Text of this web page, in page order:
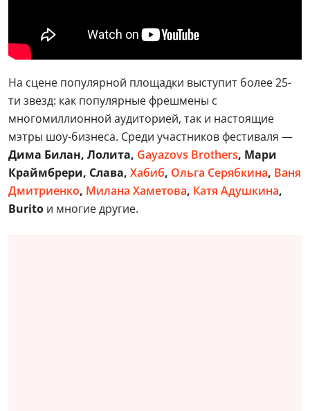
На сцене популярной площадки выступит более 25-
ти звезд: как популярные фрешмены с
многомиллионной аудиторией, так и настоящие
мэтры шоу-бизнеса. Среди участников фестиваля —
Дима Билан, Лолита, Gayazovs Brothers, Мари
Краймбрери, Слава, Хабиб, Ольга Серябкина, Ваня
Дмитриенко, Милана Хаметова, Катя Адушкина,
Burito и многие другие.